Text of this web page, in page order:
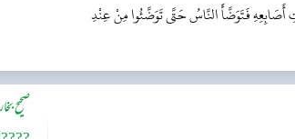
أَصَابِعِهِ فَتَوَضَّأَ النَّاسُ حَتَّى تَوَضَّئُوا مِنْ عِنْدِ
صحیح